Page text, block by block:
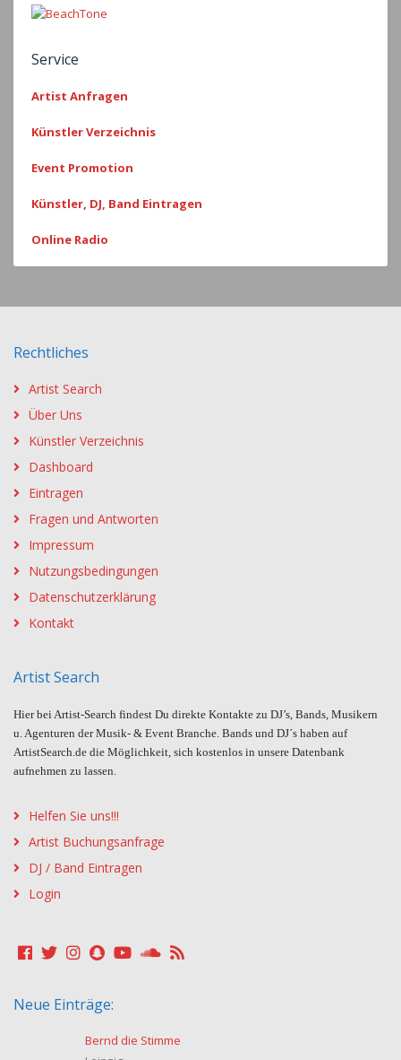
Service
Artist Anfragen
Künstler Verzeichnis
Event Promotion
Künstler, DJ, Band Eintragen
Online Radio
Rechtliches
Artist Search
Über Uns
Künstler Verzeichnis
Dashboard
Eintragen
Fragen und Antworten
Impressum
Nutzungsbedingungen
Datenschutzerklärung
Kontakt
Artist Search
Hier bei Artist-Search findest Du direkte Kontakte zu DJ’s, Bands, Musikern
u. Agenturen der Musik- & Event Branche. Bands und DJ´s haben auf
ArtistSearch.de die Möglichkeit, sich kostenlos in unsere Datenbank
aufnehmen zu lassen.
Helfen Sie uns!!!
Artist Buchungsanfrage
DJ / Band Eintragen
Login
Neue Einträge:
Bernd die Stimme